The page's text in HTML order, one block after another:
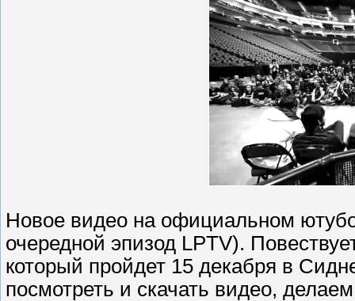
Новое видео на официальном
очередной эпизод LPTV).
который пройдет 15 декабря в
посмотреть и скачать видео,